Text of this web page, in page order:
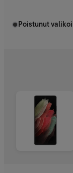
Poistunut